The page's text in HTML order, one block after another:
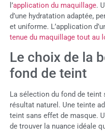
l’application du maquillage.
d’une hydratation adaptée,
et uniforme. L’application
tenue du maquillage tout au
Le choix de la
fond de teint
La sélection du fond de teint
résultat naturel. Une teinte
teint sans effet de masque.
de trouver la nuance idéale